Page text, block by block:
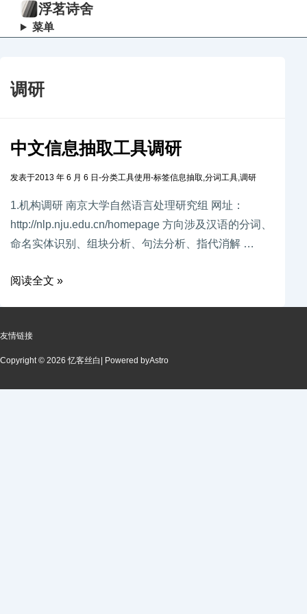
浮茗诗舍
菜单
调研
中文信息抽取工具调研
发表于2013 年 6 月 6 日 -分类工具使用-标签信息抽取,分词工具,调研
1.机构调研 南京大学自然语言处理研究组 网址：
http://nlp.nju.edu.cn/homepage 方向涉及汉语的分词、
命名实体识别、组块分析、句法分析、指代消解 …
阅读全文 »
友情链接
Copyright © 2026 忆客丝白 | Powered byAstro